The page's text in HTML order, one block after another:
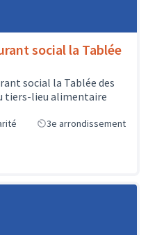
social la Tablée
social la Tablée des
tiers-lieu alimentaire
3e arrondissement